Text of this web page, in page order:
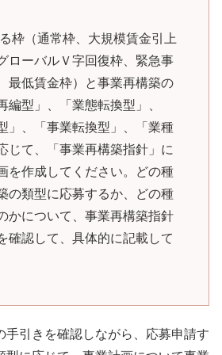
枠（通常枠、大規模賃金引上
ローバルＶ字回復枠、緊急事
最低賃金枠）と事業再構築の
編型」、「業態転換型」、
」、「事業転換型」、「業種
じて、「事業再構築指針」に
を作成してください。どの種
の類型に応募するか、どの種
かについて、事業再構築指針
確認して、具体的に記載して
手引きを確認しながら、応募申請す